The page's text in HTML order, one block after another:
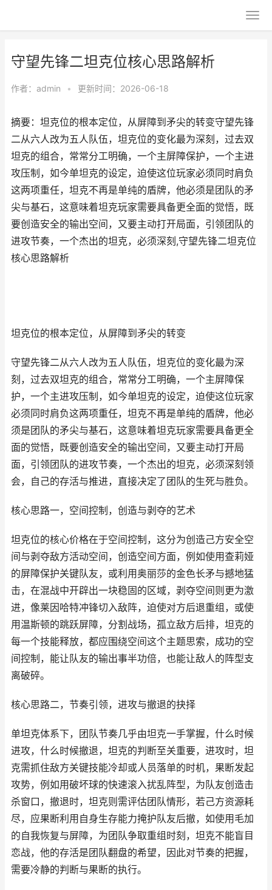
守望先锋二坦克位核心思路解析
作者： admin • 更新时间：2026-06-18
摘要：坦克位的根本定位，从屏障到矛尖的转变守望先锋
二从六人改为五人队伍，坦克位的变化最为深刻，过去双
坦克的组合，常常分工明确，一个主屏障保护，一个主进
攻压制，如今单坦克的设定，迫使这位玩家必须同时肩负
这两项重任，坦克不再是单纯的盾牌，他必须是团队的矛
尖与基石，这意味着坦克玩家需要具备更全面的觉悟，既
要创造安全的输出空间，又要主动打开局面，引领团队的
进攻节奏，一个杰出的坦克，必须深刻,守望先锋二坦克位
核心思路解析
坦克位的根本定位，从屏障到矛尖的转变
守望先锋二从六人改为五人队伍，坦克位的变化最为深
刻，过去双坦克的组合，常常分工明确，一个主屏障保
护，一个主进攻压制，如今单坦克的设定，迫使这位玩家
必须同时肩负这两项重任，坦克不再是单纯的盾牌，他必
须是团队的矛尖与基石，这意味着坦克玩家需要具备更全
面的觉悟，既要创造安全的输出空间，又要主动打开局
面，引领团队的进攻节奏，一个杰出的坦克，必须深刻领
会，自己的存活与推进，直接决定了团队的生死与胜负。
核心思路一，空间控制，创造与剥夺的艺术
坦克位的核心价格在于空间控制，这分为创造己方安全空
间与剥夺敌方活动空间，创造空间方面，例如使用查莉娅
的屏障保护关键队友，或利用奥丽莎的金色长矛与撼地猛
击，在混战中开辟出一块稳固的区域，剥夺空间则更为激
进，像莱因哈特冲锋切入敌阵，迫使对方后退重组，或使
用温斯顿的跳跃屏障，分割战场，孤立敌方后排，坦克的
每一个技能释放，都应围绕空间这个主题思索，成功的空
间控制，能让队友的输出事半功倍，也能让敌人的阵型支
离破碎。
核心思路二，节奏引领，进攻与撤退的抉择
单坦克体系下，团队节奏几乎由坦克一手掌握，什么时候
进攻，什么时候撤退，坦克的判断至关重要，进攻时，坦
克需抓住敌方关键技能冷却或人员落单的时机，果断发起
攻势，例如用破坏球的快速滚入扰乱阵型，为队友创造击
杀窗口，撤退时，坦克则需评估团队情形，若己方资源耗
尽，应果断利用自身生存能力掩护队友后撤，如使用毛加
的自我恢复与屏障，为团队争取重组时刻，坦克不能盲目
恋战，他的存活是团队翻盘的希望，因此对节奏的把握，
需要冷静的判断与果断的执行。